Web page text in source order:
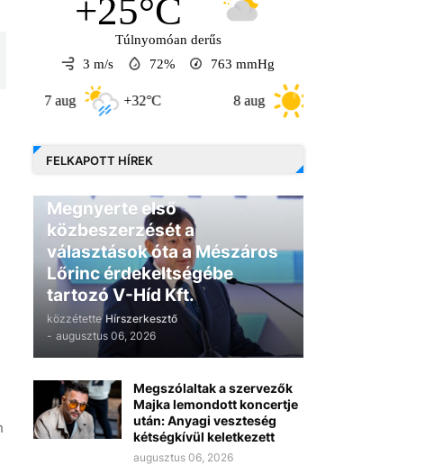
+25°C
Túlnyomóan derűs
3 m/s
72% 763 mmHg
+32°C +30°C
FELKAPOTT HÍREK
Megnyerte első
közbeszerzését a
választások óta a Mészáros
Lőrinc érdekeltségébe
tartozó V-Híd Kft.
közzétette Hírszerkesztő
- augusztus 06, 2026
Megszólaltak a szervezők
Majka lemondott koncertje
után: Anyagi veszteség
kétségkívül keletkezett
augusztus 06, 2026